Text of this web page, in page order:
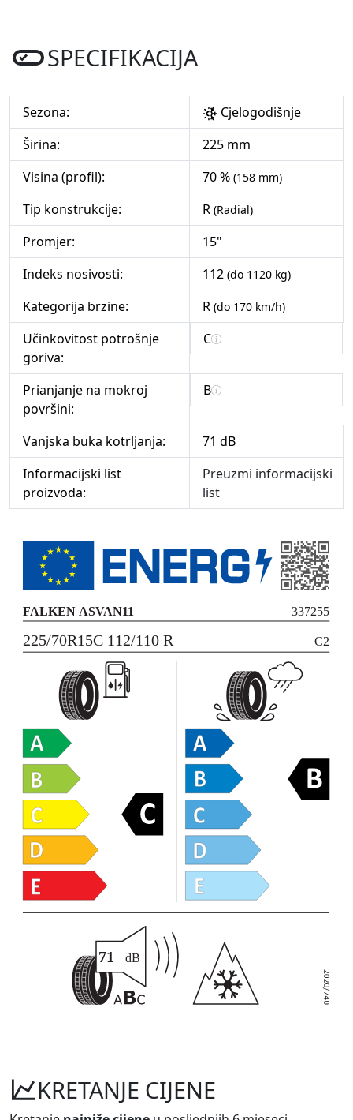
SPECIFIKACIJA
Sezona:
Cjelogodišnje
Širina:
225 mm
Visina (profil):
70 % (158 mm)
Tip konstrukcije: R (Radial)
Promjer:
15"
Indeks nosivosti:
112 (do 1120 kg)
Kategorija brzine: R (do 170 km/h)
Učinkovitost potrošnje
goriva:
C
Prianjanje na mokroj
površini:
B
Vanjska buka kotrljanja:
71 dB
Informacijski list
proizvoda:
Preuzmi informacijski
list
KRETANJE CIJENE